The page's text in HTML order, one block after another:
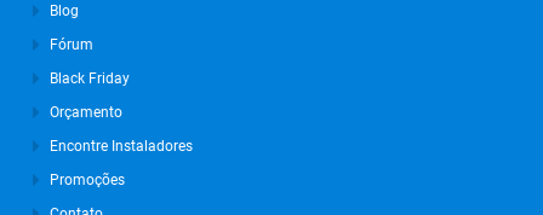
Setembro de 2024
Julho de 2024
Março de 2024
Outubro de 2023
Blog
Fórum
Black Friday
Orçamento
Encontre Instaladores
Promoções